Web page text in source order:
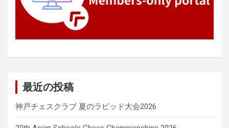
最近の投稿
神戸チェスクラブ 夏のラピッド大会2026